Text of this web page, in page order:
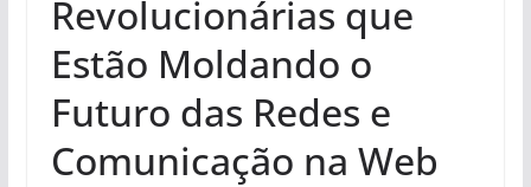
Revolucionárias que
Estão Moldando o
Futuro das Redes e
Comunicação na Web